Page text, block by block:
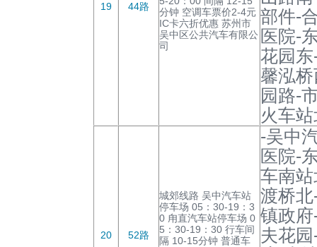
19 44路
分钟 空调车票价2-4元
IC卡六折优惠 苏州市
吴中区公共汽车有限公
司
部件-
医院-
花园
馨泓
园路-
火车
20 52路
城郊线路 吴中汽车站
停车场 05：30-19：3
0 甪直汽车站停车场 0
5：30-19：30 行车间
隔 10-15分钟 普通车
-吴中
医院-
车南
渡桥
镇政
夫花